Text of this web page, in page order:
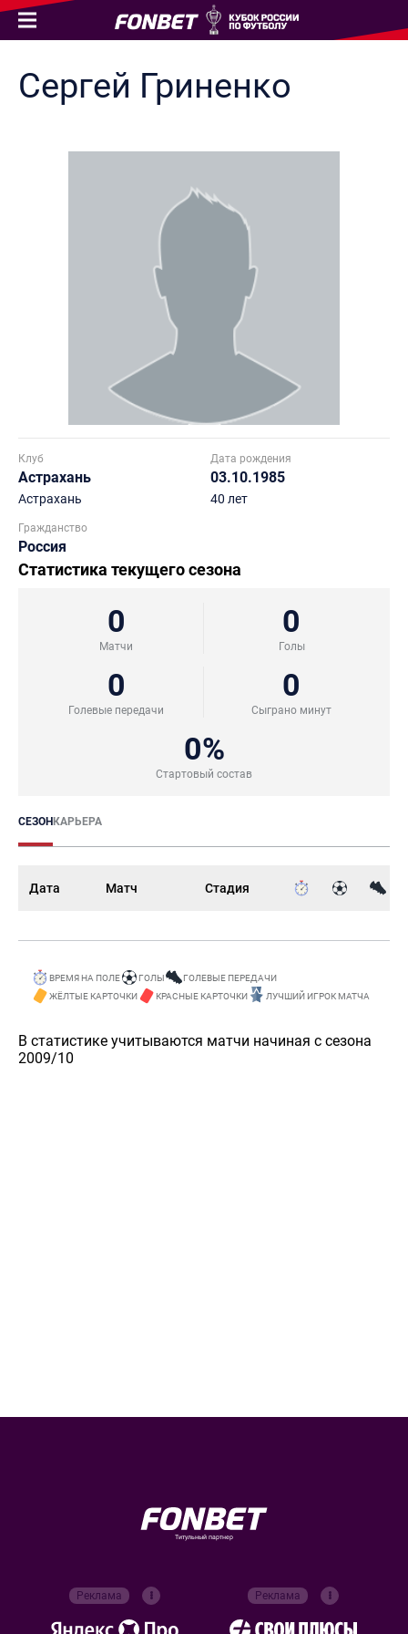
Сергей Гриненко
Клуб
Астрахань
Астрахань
Дата рождения
03.10.1985
40 лет
Гражданство
Россия
Статистика текущего сезона
0
Матчи
0
Голы
0
Голевые передачи
0
Сыграно минут
0%
Стартовый состав
СЕЗОНКАРЬЕРА
Дата Матч Стадия
ВРЕМЯ НА ПОЛЕ ГОЛЫ
ГОЛЕВЫЕ ПЕРЕДАЧИ
ЖЁЛТЫЕ КАРТОЧКИ
КРАСНЫЕ КАРТОЧКИ ЛУЧШИЙ ИГРОК МАТЧА
В статистике учитываются матчи начиная с сезона
2009/10
Титульный партнер
Реклама Реклама